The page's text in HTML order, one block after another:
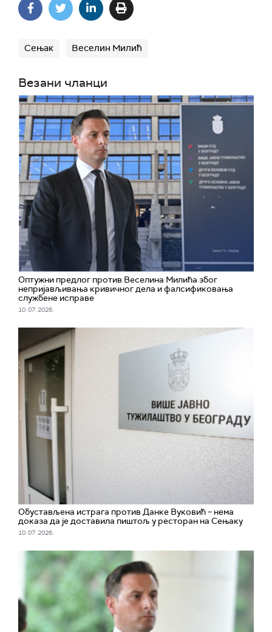
Сењак Веселин Милић
Везани чланци
Оптужни предлог против Веселина Милића због
непријављивања кривичног дела и фалсификовања
службене исправе
10. 07. 2026.
Обустављена истрага против Данке Вуковић – нема
доказа да је доставила пиштољ у ресторан на Сењаку
10. 07. 2026.